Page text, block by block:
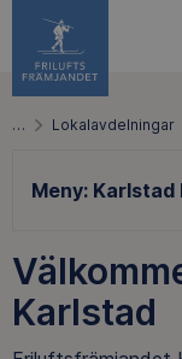
… Lokalavdelningar
Meny: Karlstad
Karlstad